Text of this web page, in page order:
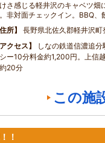
さ感じる軽井沢のキャベツ畑
非対面チェックイン。BBQ、
住所
長野県北佐久郡軽井沢
アクセス
しなの鉄道信濃追
ー10分料金約1,200円。上信
20分
この施
！